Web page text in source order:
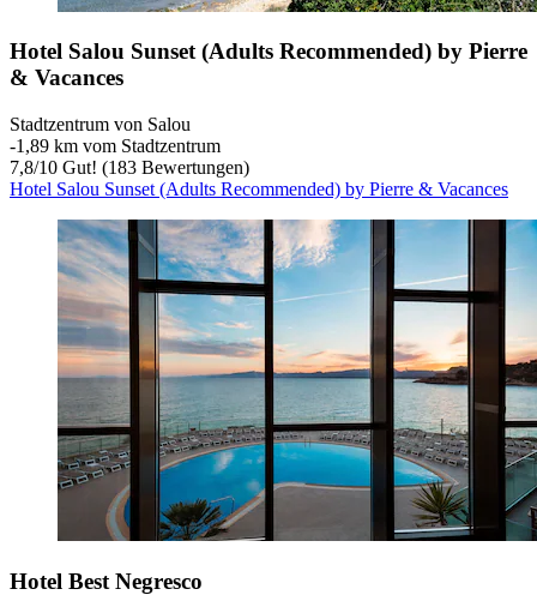
Hotel Salou Sunset (Adults Recommended) by Pierre
& Vacances
Stadtzentrum von Salou
‐1,89 km vom Stadtzentrum
7,8/10 Gut! (183 Bewertungen)
Hotel Salou Sunset (Adults Recommended) by Pierre & Vacances
Hotel Best Negresco